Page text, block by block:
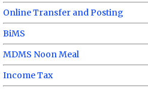
Online Transfer and Posting
BiMS
MDMS Noon Meal
Income Tax